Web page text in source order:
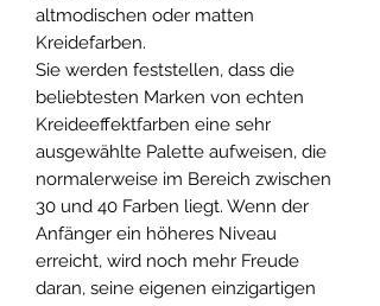
altmodischen oder matten
Kreidefarben.
Sie werden feststellen, dass die
beliebtesten Marken von echten
Kreideeffektfarben eine sehr
ausgewählte Palette aufweisen, die
normalerweise im Bereich zwischen
30 und 40 Farben liegt. Wenn der
Anfänger ein höheres Niveau
erreicht, wird noch mehr Freude
daran, seine eigenen einzigartigen